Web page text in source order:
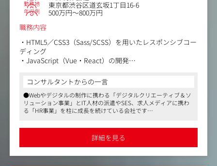
勤務地 東京都渋谷区道玄坂1丁目16-6
年収例
500万円～800万円
職務内容
・HTML5／CSS3（Sass/SCSS）を用いたレスポンシブコー
ディング
・JavaScript（Vue・React）の開発
ント・モジュール開発など）
・WebサイトやWebシステム、アプリなどのデジタルコン
テンツの開発業務
・クライアントとの折衝
・ベンダーコントロール...etc
【変更の範囲】会社の定める業務
コンサルタントからの一言
●Webやデジタルの制作に携わる「デジタルクリエーティブ＆ソ
リューション事業」とIT人材の派遣やSES、求人メディアに携わ
る「HR事業」を柱に成長を続けている会社です
●資格手当やセミナー費の支給があるため、経験者はスキルアッ
プ、未経験者は新しいことにチャレンジできます。また経営者と
の距離が近いため意見が通りやすく、働きやすい環境
●残業時間が月10時間以内と少ないためプライベートも充実させ
詳細を見る